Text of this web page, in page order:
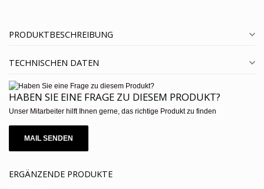
PRODUKTBESCHREIBUNG
TECHNISCHEN DATEN
HABEN SIE EINE FRAGE ZU DIESEM PRODUKT?
Unser Mitarbeiter hilft Ihnen gerne, das richtige Produkt zu finden
MAIL SENDEN
ERGÄNZENDE PRODUKTE